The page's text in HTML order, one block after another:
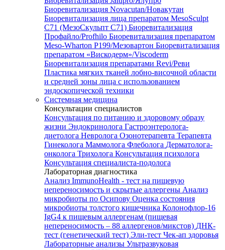
Биоревитализация Novacutan/Новакутан
Биоревитализация лица препаратом MesoSculpt
C71 (МезоСкульпт С71) Биоревитализация
Профайло/Profhilo Биоревитализация препаратом
Meso-Wharton P199/Мезовартон Биоревитализация
препаратом «Вискодерм»/Viscoderm
Биоревитализация препаратами Revi/Реви
Пластика мягких тканей лобно-височной области
и средней зоны лица с использованием
эндоскопической техники
Системная медицина
Консультации специалистов
Консультация по питанию и здоровому образу
жизни Эндокринолога Гастроэнтеролога-
диетолога Невролога Озонотерапевта Терапевта
Гинеколога Маммолога Флеболога Дерматолога-
онколога Трихолога Консультация психолога
Консультация специалиста-подолога
Лабораторная диагностика
Анализ ImmunoHealth - тест на пищевую
непереносимость и скрытые аллергены Анализ
микробиоты по Осипову Оценка состояния
микробиоты толстого кишечника Колонофлор-16
IgG4 к пищевым аллергенам (пищевая
непереносимость – 88 аллергенов/микстов) ДНК-
тест (генетический тест) Эли-тест Чек-ап здоровья
Лабораторные анализы Ультразвуковая